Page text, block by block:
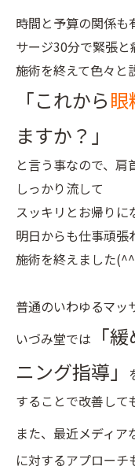
時間と予算の関係も
サージ30分で緊張と
施術を終えて色々と
「これから
ますか？」
と言う事なので、
しっかり流して
スッキリとお帰りに
明日からも仕事頑張
施術を終えました
普通のいわゆるマッ
いづみ堂では
「
ニング指導」
することで改善して
また、最近メディア
に対するアプロー